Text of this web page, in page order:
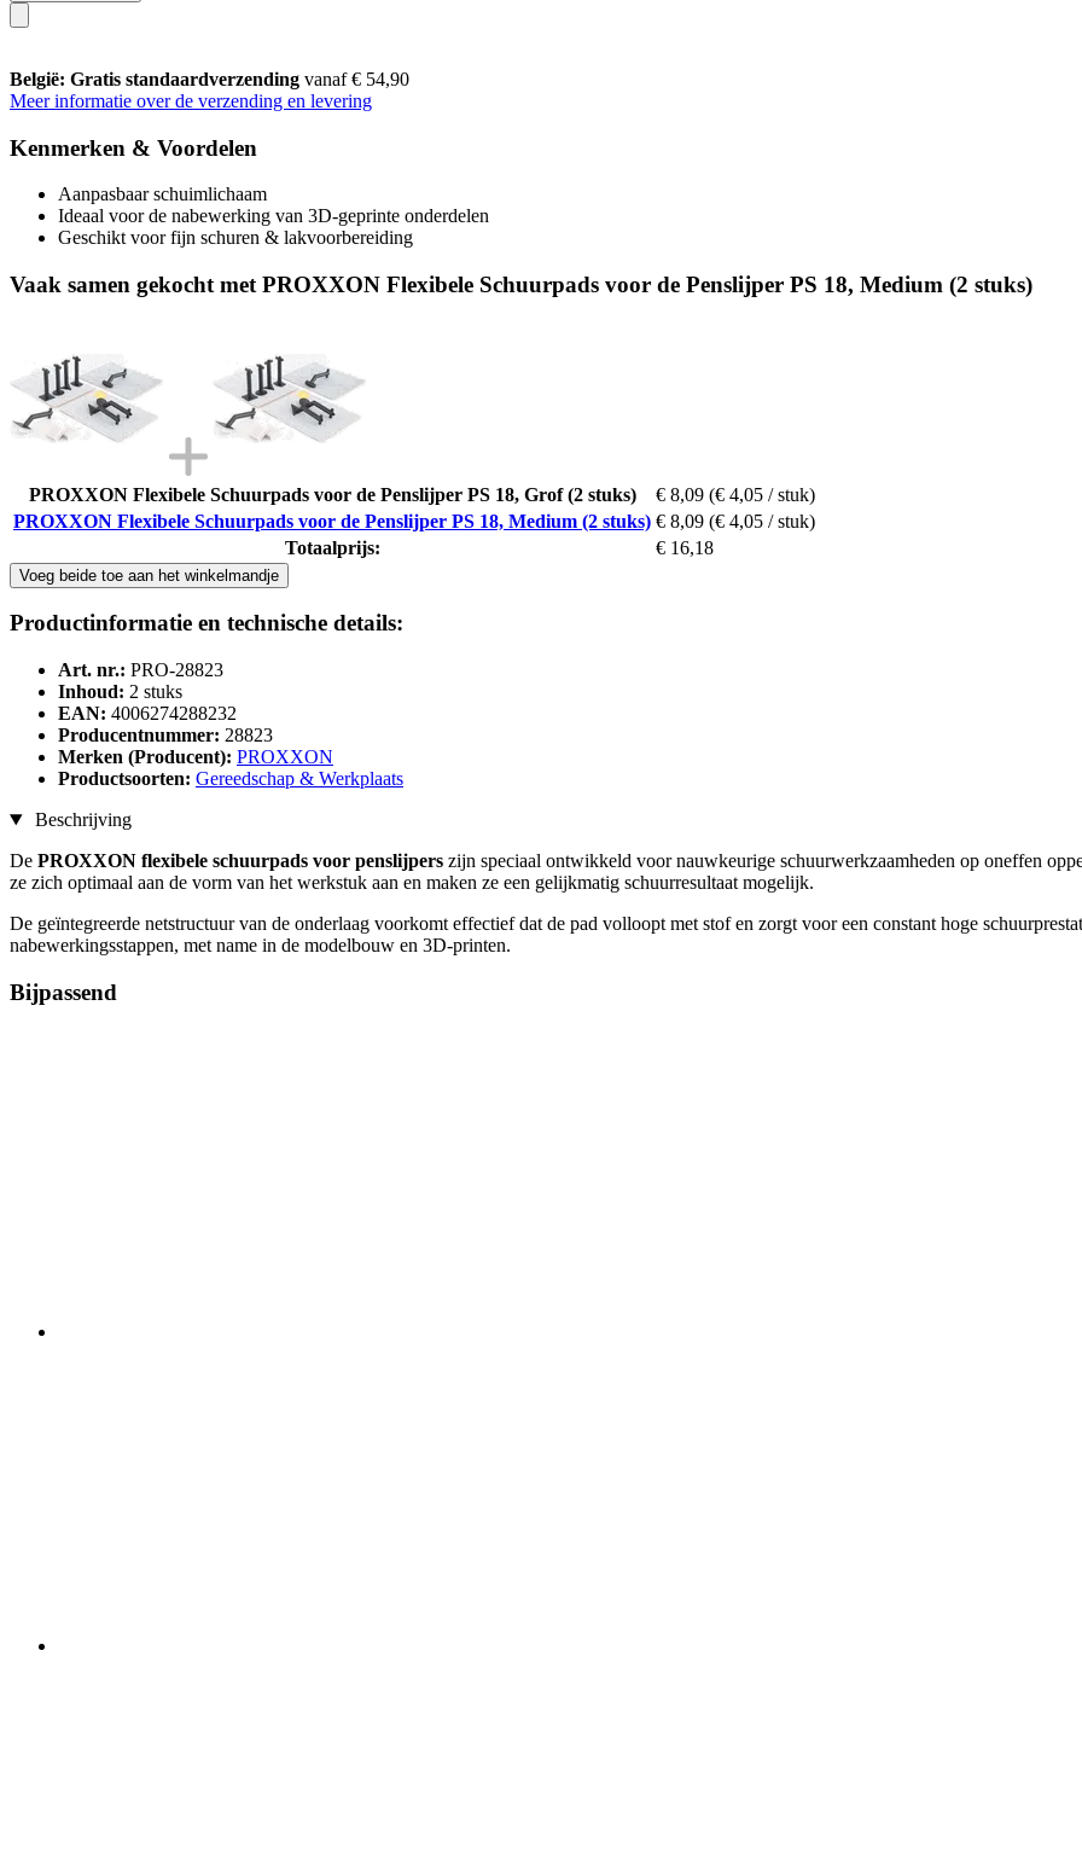
België: Gratis standaardverzending vanaf € 54,90
Meer informatie over de verzending en levering
Kenmerken & Voordelen
Aanpasbaar schuimlichaam
Ideaal voor de nabewerking van 3D-geprinte onderdelen
Geschikt voor fijn schuren & lakvoorbereiding
Vaak samen gekocht met PROXXON Flexibele Schuurpads voor de Penslijper PS 18, Medium (2 stuks)
PROXXON Flexibele Schuurpads voor de Penslijper PS 18, Grof (2 stuks) € 8,09 (€ 4,05 / stuk)
PROXXON Flexibele Schuurpads voor de Penslijper PS 18, Medium (2 stuks) € 8,09 (€ 4,05 / stuk)
Totaalprijs:
€ 16,18
Voeg beide toe aan het winkelmandje
Productinformatie en technische details:
Art. nr.: PRO-28823
Inhoud: 2 stuks
EAN: 4006274288232
Producentnummer: 28823
Merken (Producent): PROXXON
Productsoorten: Gereedschap & Werkplaats
Beschrijving
De PROXXON flexibele schuurpads voor penslijpers zijn speciaal ontwikkeld voor nauwkeurige schuurwerkzaamheden op oneffen
ze zich optimaal aan de vorm van het werkstuk aan en maken ze een gelijkmatig schuurresultaat mogelijk.
De geïntegreerde netstructuur van de onderlaag voorkomt effectief dat de pad volloopt met stof en zorgt voor een constant hoge
nabewerkingsstappen, met name in de modelbouw en 3D-printen.
Bijpassend